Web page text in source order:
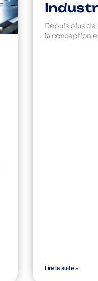
Depuis plus de
la conception
Lire la suite »